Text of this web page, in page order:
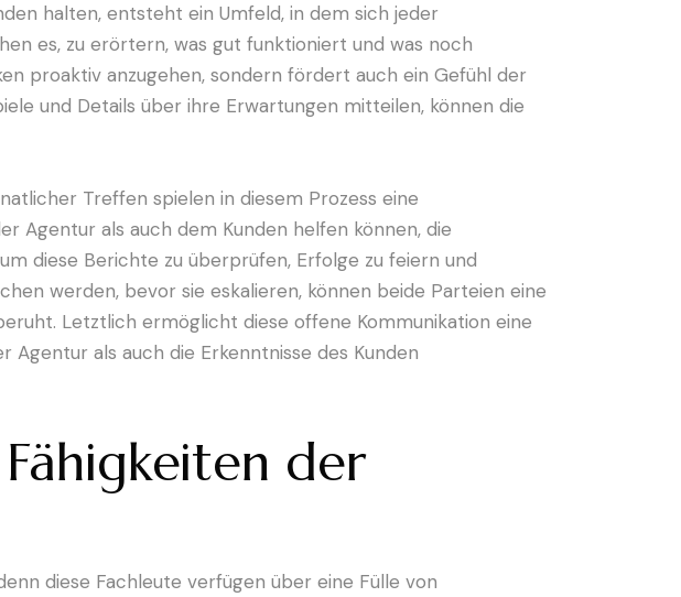
halten, entsteht ein Umfeld, in dem sich jeder
es, zu erörtern, was gut funktioniert und was noch
proaktiv anzugehen, sondern fördert auch ein Gefühl der
und Details über ihre Erwartungen mitteilen, können die
Treffen spielen in diesem Prozess eine
Agentur als auch dem Kunden helfen können, die
diese Berichte zu überprüfen, Erfolge zu feiern und
werden, bevor sie eskalieren, können beide Parteien eine
Letztlich ermöglicht diese offene Kommunikation eine
als auch die Erkenntnisse des Kunden
der
diese Fachleute verfügen über eine Fülle von